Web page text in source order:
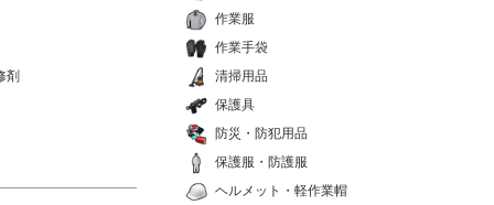
剤
作業服
作業手袋
清掃用品
保護具
防災・防犯用品
保護服・防護服
ヘルメット・軽作業帽